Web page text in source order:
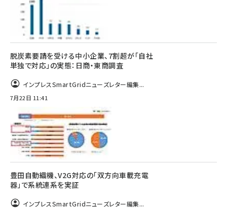
脱炭素要請を受ける中小企業、7割超が「自社
単独で対応」の実態：日商・東商調査
インプレスSmartGridニューズレター編集...
7月22日 11:41
豊田自動織機、V2G対応の「双方向車載充電
器」で系統連系を実証
インプレスSmartGridニューズレター編集...